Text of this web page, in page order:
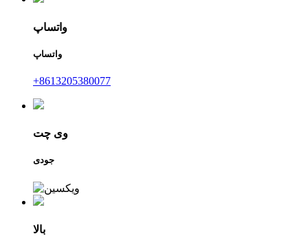
واتساپ
واتساپ
‎+8613205380077‎
وی چت
جودی
بالا